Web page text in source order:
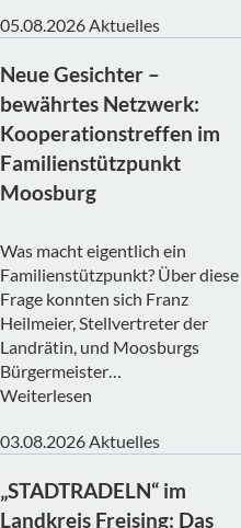
05.08.2026 Aktuelles
Neue Gesichter –
bewährtes Netzwerk:
Kooperationstreffen im
Familienstützpunkt
Moosburg
Was macht eigentlich ein
Familienstützpunkt? Über diese
Frage konnten sich Franz
Heilmeier, Stellvertreter der
Landrätin, und Moosburgs
Bürgermeister…
Weiterlesen
03.08.2026Aktuelles
„STADTRADELN“ im
Landkreis Freising: Das